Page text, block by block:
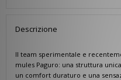
Descrizione
Il team sperimentale e
mules Paguro: una struttura
un comfort duraturo e una